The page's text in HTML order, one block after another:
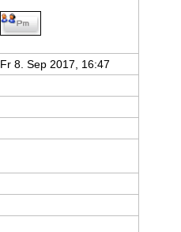
Fr 8. Sep 2017, 16:47